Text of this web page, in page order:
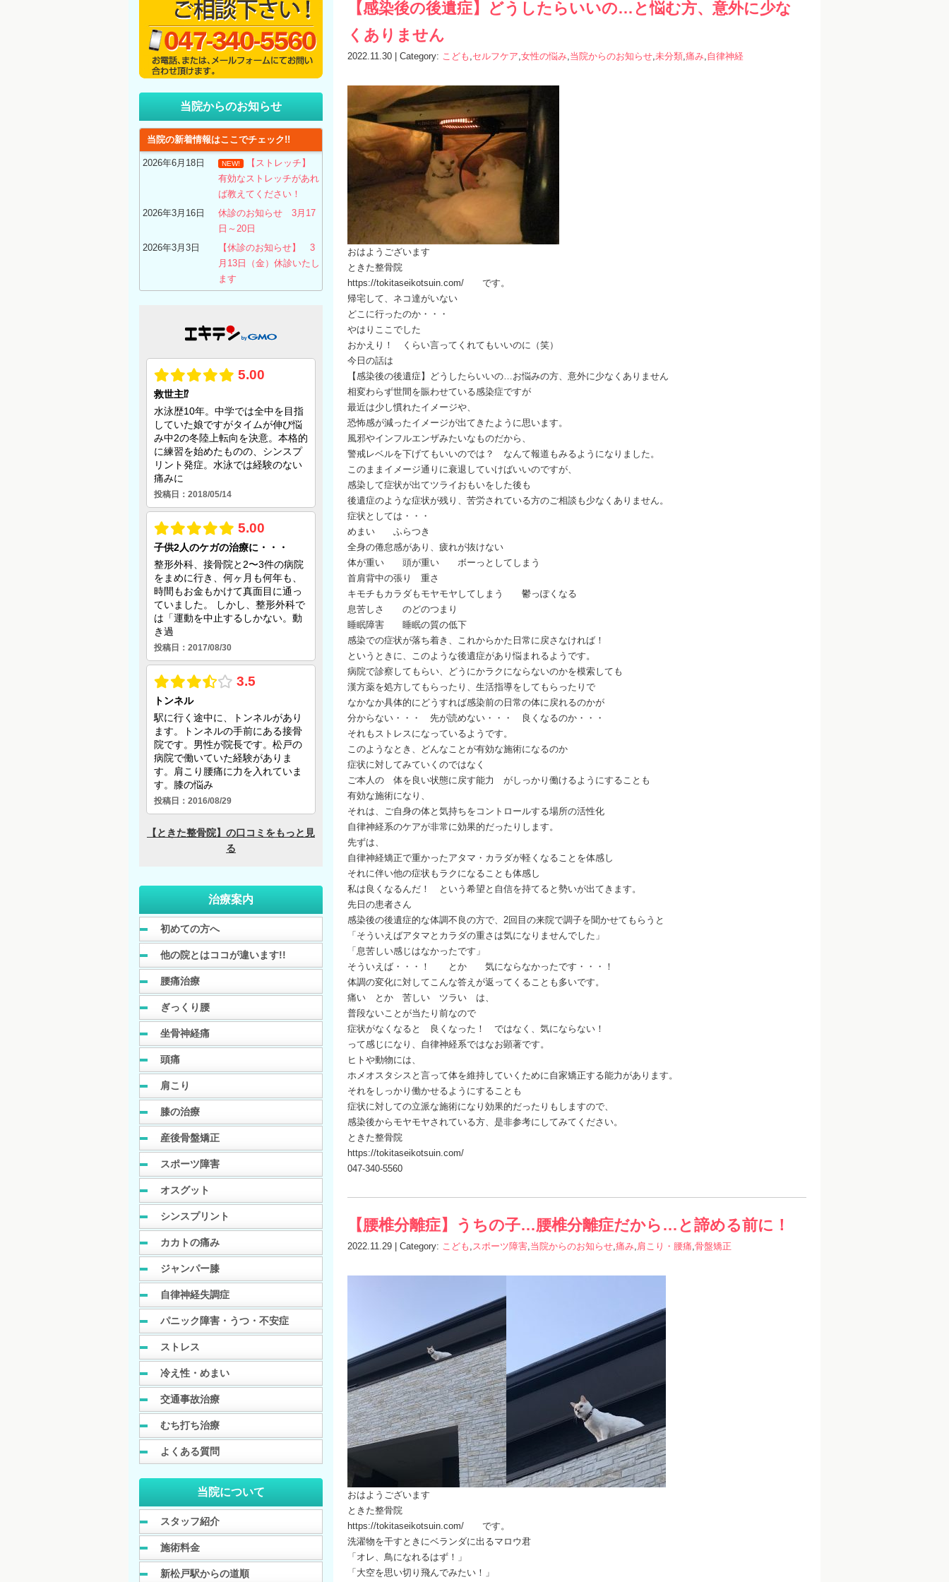
【感染後の後遺症】どうしたらいいの…と悩む方、意外に少な
くありません
2022.11.30 | Category: こども ,セルフケア,女性の悩み,当院からのお知らせ,未分類,痛み,自律神経
おはようございます
ときた整骨院
https://tokitaseikotsuin.com/ です。
帰宅して、ネコ達がいない
どこに行ったのか・・・
やはりここでした
おかえり！ くらい言ってくれてもいいのに（笑）
今日の話は
【感染後の後遺症】どうしたらいいの…お悩みの方、意外に少なくありません
相変わらず世間を賑わせている感染症ですが
最近は少し慣れたイメージや、
恐怖感が減ったイメージが出てきたように思います。
風邪やインフルエンザみたいなものだから、
警戒レベルを下げてもいいのでは？ なんて報道もみるようになりました。
このままイメージ通りに衰退していけばいいのですが、
感染して症状が出てツライおもいをした後も
後遺症のような症状が残り、苦労されている方のご相談も少なくありません。
症状としては・・・
めまい ふらつき
全身の倦怠感があり、疲れが抜けない
体が重い 頭が重い ボーっとしてしまう
首肩背中の張り 重さ
キモチもカラダもモヤモヤしてしまう 鬱っぽくなる
息苦しさ のどのつまり
睡眠障害 睡眠の質の低下
感染での症状が落ち着き、これからかた日常に戻さなければ！
というときに、このような後遺症があり悩まれるようです。
病院で診察してもらい、どうにかラクにならないのかを模索しても
漢方薬を処方してもらったり、生活指導をしてもらったりで
なかなか具体的にどうすれば感染前の日常の体に戻れるのかが
分からない・・・ 先が読めない・・・ 良くなるのか・・・
それもストレスになっているようです。
このようなとき、どんなことが有効な施術になるのか
症状に対してみていくのではなく
ご本人の 体を良い状態に戻す能力 がしっかり働けるようにすることも
有効な施術になり、
それは、ご自身の体と気持ちをコントロールする場所の活性化
自律神経系のケアが非常に効果的だったりします。
先ずは、
自律神経矯正で重かったアタマ・カラダが軽くなることを体感し
それに伴い他の症状もラクになることも体感し
私は良くなるんだ！ という希望と自信を持てると勢いが出てきます。
先日の患者さん
感染後の後遺症的な体調不良の方で、2回目の来院で調子を聞かせてもらうと
「そういえばアタマとカラダの重さは気になりませんでした」
「息苦しい感じはなかったです」
そういえば・・・！ とか 気にならなかったです・・・！
体調の変化に対してこんな答えが返ってくることも多いです。
痛い とか 苦しい ツラい は、
普段ないことが当たり前なので
症状がなくなると 良くなった！ ではなく、気にならない！
って感じになり、自律神経系ではなお顕著です。
ヒトや動物には、
ホメオスタシスと言って体を維持していくために自家矯正する能力があります。
それをしっかり働かせるようにすることも
症状に対しての立派な施術になり効果的だったりもしますので、
感染後からモヤモヤされている方、是非参考にしてみてください。
ときた整骨院
https://tokitaseikotsuin.com/
047-340-5560
【腰椎分離症】うちの子…腰椎分離症だから…と諦める前に！
2022.11.29 | Category: こども ,スポーツ障害,当院からのお知らせ,痛み,肩こり・腰痛,骨盤矯正
おはようございます
ときた整骨院
https://tokitaseikotsuin.com/ です。
洗濯物を干すときにベランダに出るマロウ君
「オレ、鳥になれるはず！」
「大空を思い切り飛んでみたい！」
当院からのお知らせ
当院の新着情報はここでチェック!!
2026年6月18日 NEW!
【ストレッチ】
有効なストレッチがあれ
ば教えてください！
2026年3月16日
休診のお知らせ 3月17
日～20日
2026年3月3日
【休診のお知らせ】 3
月13日（金）休診いたし
ます
治療案内
初めての方へ
他の院とはココが違います!!
腰痛治療
ぎっくり腰
坐骨神経痛
頭痛
肩こり
膝の治療
産後骨盤矯正
スポーツ障害
オスグット
シンスプリント
カカトの痛み
ジャンパー膝
自律神経失調症
パニック障害・うつ・不安症
ストレス
冷え性・めまい
交通事故治療
むち打ち治療
よくある質問
当院について
スタッフ紹介
施術料金
新松戸駅からの道順